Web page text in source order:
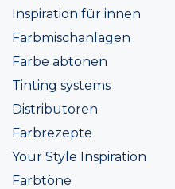
Inspiration für innen
Farbmischanlagen
Farbe abtonen
Tinting systems
Distributoren
Farbrezepte
Your Style Inspiration
Farbtöne